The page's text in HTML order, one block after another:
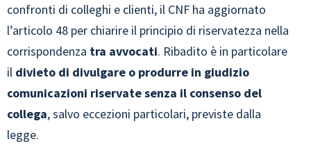
confronti di colleghi e clienti, il CNF ha aggiornato
l’articolo 48 per chiarire il principio di riservatezza nella
corrispondenza tra avvocati. Ribadito è in particolare
il divieto di divulgare o produrre in giudizio
comunicazioni riservate senza il consenso del
collega, salvo eccezioni particolari, previste dalla
legge.